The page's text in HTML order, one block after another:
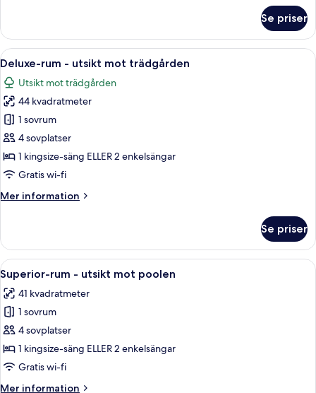
rum
utsikt
trädgården
Se priser
Öppna
alla
foton
för
Deluxe-
rum
-
utsikt
trädgården
Ett vardagsrum med en soffa, en
8
Deluxe-rum - utsikt mot trädgården
Utsikt mot trädgården
44 kvadratmeter
1 sovrum
4 sovplatser
1 kingsize-säng ELLER 2 enkelsängar
Gratis wi-fi
Mer information
Mer
rum
utsikt
mot
trädgården
Se priser
Öppna
alla
foton
för
Superior-
rum
-
Ett hotellrum med två sängar, en
8
Superior-rum - utsikt mot poolen
41 kvadratmeter
1 sovrum
4 sovplatser
1 kingsize-säng ELLER 2 enkelsängar
Gratis wi-fi
Mer information
Mer